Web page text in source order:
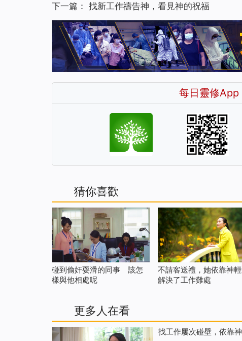
下一篇： 找新工作禱告神，看見神的祝福
每日靈修App
猜你喜歡
碰到偷奸耍滑的同事 該怎
樣與他相處呢
不請客送禮，她依靠神
解決了工作難處
更多人在看
找工作屢次碰壁，依靠